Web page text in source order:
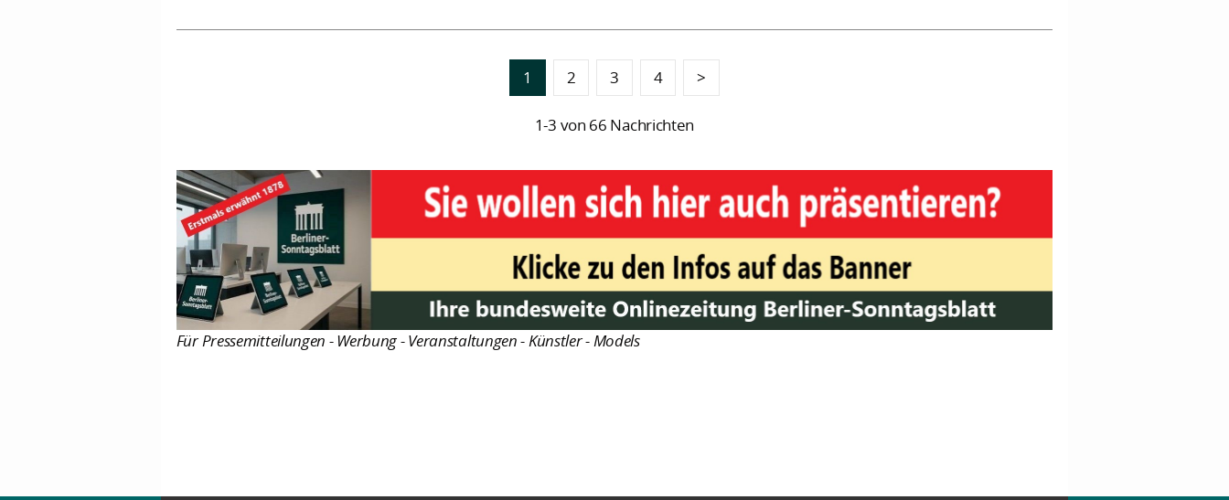
1 2 3 4 >
1-3 von 66 Nachrichten
Für Pressemitteilungen - Werbung - Veranstaltungen - Künstler - Models